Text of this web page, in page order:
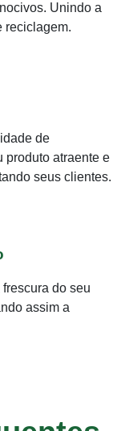
Unindo a
reciclagem.
de
produto atraente e
seus clientes.
do seu
assim a